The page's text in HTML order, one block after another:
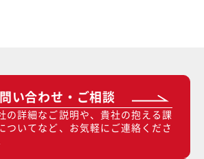
い合わせ・ご相談
の詳細なご説明や、貴社の抱える課
ついてなど、お気軽にご連絡くださ